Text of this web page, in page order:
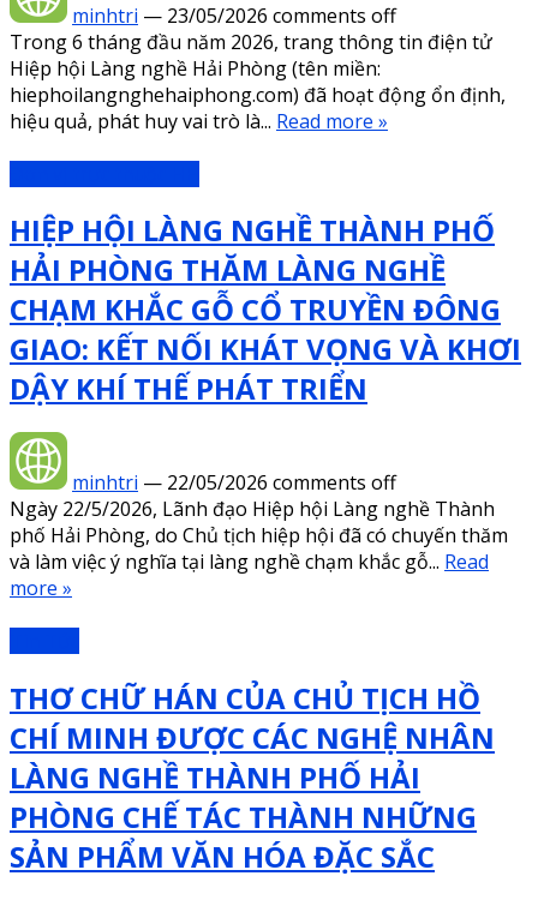
minhtri — 23/05/2026 comments off
Trong 6 tháng đầu năm 2026, trang thông tin điện tử
Hiệp hội Làng nghề Hải Phòng (tên miền:
hiephoilangnghehaiphong.com) đã hoạt động ổn định,
hiệu quả, phát huy vai trò là... Read more »
HIỆP HỘI LÀNG NGHỀ THÀNH PHỐ
HẢI PHÒNG THĂM LÀNG NGHỀ
CHẠM KHẮC GỖ CỔ TRUYỀN ĐÔNG
GIAO: KẾT NỐI KHÁT VỌNG VÀ KHƠI
DẬY KHÍ THẾ PHÁT TRIỂN
minhtri — 22/05/2026 comments off
Ngày 22/5/2026, Lãnh đạo Hiệp hội Làng nghề Thành
phố Hải Phòng, do Chủ tịch hiệp hội đã có chuyến thăm
và làm việc ý nghĩa tại làng nghề chạm khắc gỗ... Read
more »
THƠ CHỮ HÁN CỦA CHỦ TỊCH HỒ
CHÍ MINH ĐƯỢC CÁC NGHỆ NHÂN
LÀNG NGHỀ THÀNH PHỐ HẢI
PHÒNG CHẾ TÁC THÀNH NHỮNG
SẢN PHẨM VĂN HÓA ĐẶC SẮC